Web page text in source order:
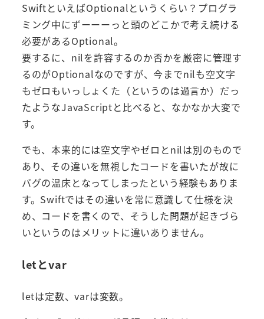
SwiftといえばOptionalというくらい？プログラ
ミング中にずーーーっと頭のどこかで考え続ける
必要があるOptional。
要するに、nilを許容するのか否かを厳密に管理す
るのがOptionalなのですが、今までnilも空文字
もゼロもいっしょくた（というのは過言か）だっ
たようなJavaScriptと比べると、なかなか大変で
す。
でも、本来的には空文字やゼロとnilは別のもので
あり、その違いを無視したコードを書いたが故に
バグの温床となってしまったという経験もありま
す。Swiftではその違いを常に意識して仕様を決
め、コードを書くので、そうした問題が起きづら
いというのはメリットに違いありません。
letとvar
letは定数、varは変数。